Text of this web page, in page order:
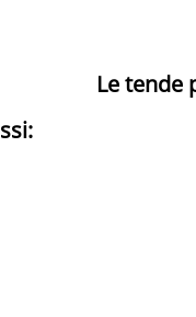
Le tende